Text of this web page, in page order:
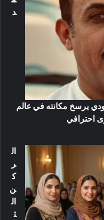
د
يرسخ مكانته في عالم
احترافي
ال
ر
ك
ن
ال
ث